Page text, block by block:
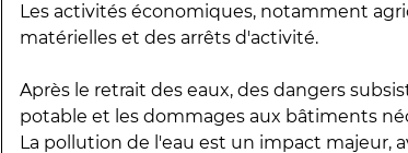
Les activités économiques, notamment
matérielles et des arrêts d'activité.
Après le retrait des eaux, des dangers
potable et les dommages aux bâtiments
La pollution de l'eau est un impact majeur,